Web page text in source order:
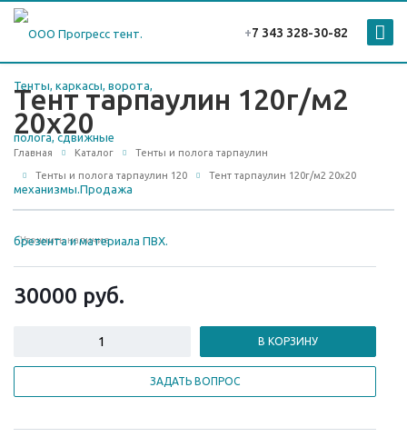
+7 343 328-30-82
Тент тарпаулин 120г/м2
20х20
Главная Каталог Тенты и полога тарпаулин
Тенты и полога тарпаулин 120 Тент тарпаулин 120г/м2 20х20
Уточнить наличие
30000 руб.
В КОРЗИНУ
ЗАДАТЬ ВОПРОС